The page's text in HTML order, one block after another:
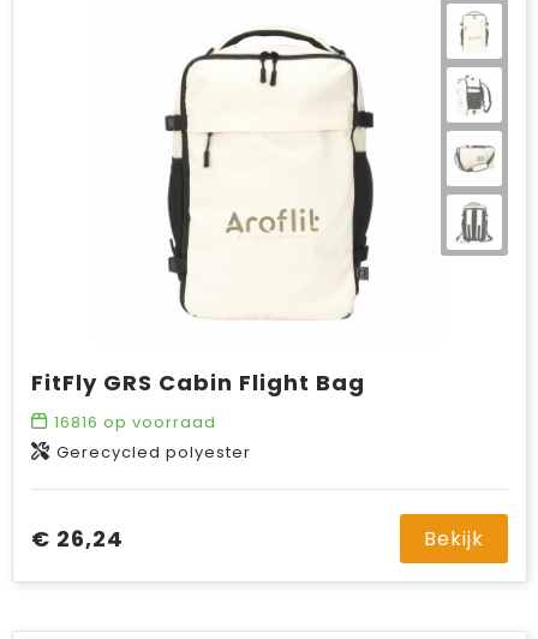
FitFly GRS Cabin Flight Bag
16816 op voorraad
Gerecycled polyester
€ 26,24 Bekijk